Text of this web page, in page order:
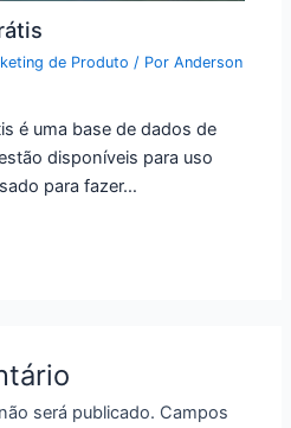
de Produto / PorAnderson
é uma base de dados de
disponíveis para uso
para fazer…
será publicado. Campos